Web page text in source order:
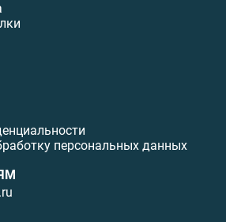
персональных данных